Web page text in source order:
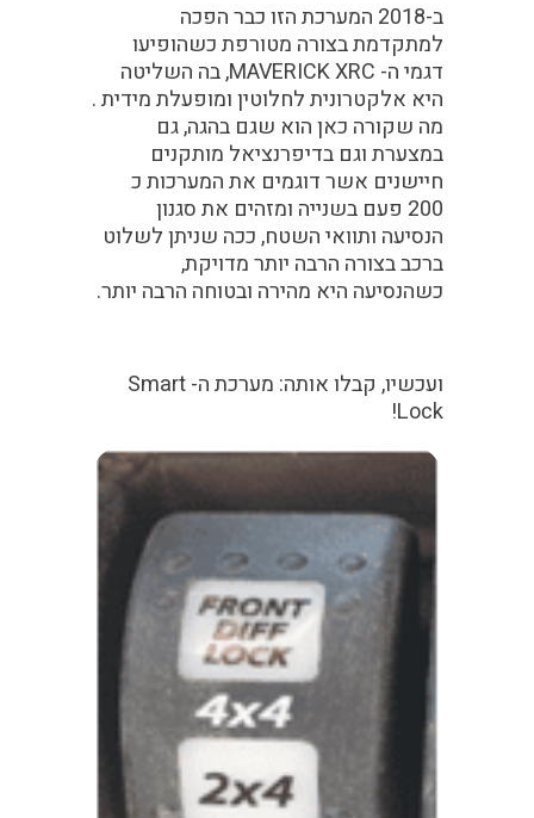
ב-2018 המערכת הזו כבר הפכה
למתקדמת בצורה מטורפת כשהופיעו
דגמי ה- MAVERICK XRC, בה השליטה
היא אלקטרוניתלחלוטין ומופעלת מידית .
מה שקורה כאן הוא שגם בהגה, גם
במצערת וגם בדיפרנציאל מותקנים
חיישנים אשר דוגמים את המערכות כ
200 פעם בשנייה ומזהים את סגנון
הנסיעה ותוואי השטח, ככה שניתן לשלוט
ברכב בצורה הרבה יותר מדויקת,
כשהנסיעה היא מהירה ובטוחה הרבה יותר.
ועכשיו, קבלו אותה: מערכת ה-Smart
Lock
!